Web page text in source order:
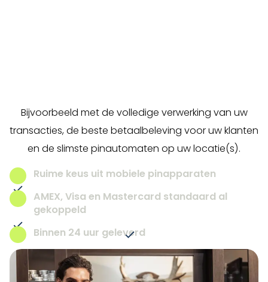
Bijvoorbeeld met de volledige verwerking van uw
transacties, de beste betaalbeleving voor uw klanten
en de slimste pinautomaten op uw locatie(s).
Ruime keus uit mobiele pinapparaten
AMEX, Visa en Mastercard standaard al
gekoppeld
Binnen 24 uur geleverd